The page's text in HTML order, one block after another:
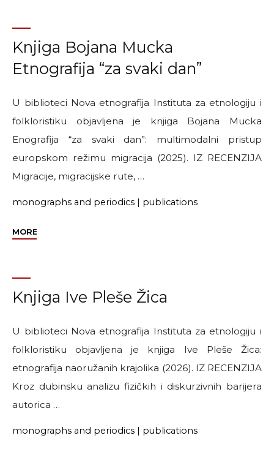
Glasnika
Etnografskog
instituta
Knjiga Bojana Mucka
Etnografija “za svaki dan”
U biblioteci Nova etnografija Instituta za etnologiju i
folkloristiku objavljena je knjiga Bojana Mucka
Enografija “za svaki dan”: multimodalni pristup
europskom režimu migracija (2025). IZ RECENZIJA
Migracije, migracijske rute, …
monographs and periodics | publications
MORE"Knjiga
“za
svaki
Knjiga Ive Pleše Žica
U biblioteci Nova etnografija Instituta za etnologiju i
folkloristiku objavljena je knjiga Ive Pleše Žica:
etnografija naoružanih krajolika (2026). IZ RECENZIJA
Kroz dubinsku analizu fizičkih i diskurzivnih barijera
autorica …
monographs and periodics | publications